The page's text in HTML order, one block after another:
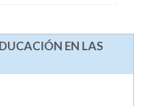
EN LAS